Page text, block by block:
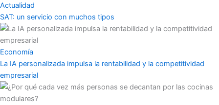
Actualidad
SAT: un servicio con muchos tipos
Economía
La IA personalizada impulsa la rentabilidad y la competitividad
empresarial